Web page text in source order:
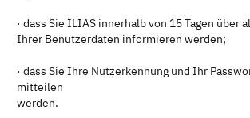
· dass Sie ILIAS innerhalb von 15 Tagen über
Ihrer Benutzerdaten informieren werden;
· dass Sie Ihre Nutzerkennung und Ihr
mitteilen
werden.